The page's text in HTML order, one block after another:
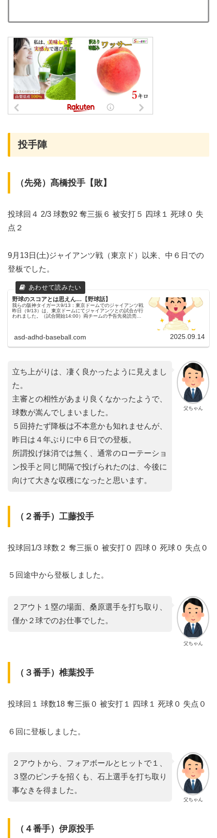
投手陣
（先発）髙橋投手【敗】
投球回４ 2/3 球数92 奪三振６ 被安打５ 四球１ 死球０ 失
点２
9月13日(土)ジャイアンツ戦（東京ド）以来、中６日での
登板でした。
野球のスコアとは思えん…【野球話】
我らの阪神タイガース9/13：東京ドームでのジャイアンツ戦
昨日（9/13）は、東京ドームにてジャイアンツとの試合が行
われました。（試合開始14:00）両チームの予告先発読売ジ
asd-adhd-baseball.com 2025.09.14
父ちゃん
立ち上がりは、凄く良かったように見えまし
た。
主審との相性があまり良くなかったようで、
球数が嵩んでしまいました。
５回持たず降板は不本意かも知れませんが、
昨日は４年ぶりに中６日での登板。
所謂投げ抹消では無く、通常のローテーショ
ン投手と同じ間隔で投げられたのは、今後に
向けて大きな収穫になったと思います。
（２番手）工藤投手
投球回1/3 球数２ 奪三振０ 被安打０ 四球０ 死球０ 失点０
５回途中から登板しました。
父ちゃん
２アウト１塁の場面、桑原選手を打ち取り、
僅か２球でのお仕事でした。
（３番手）椎葉投手
投球回１ 球数18 奪三振０ 被安打１ 四球１ 死球０ 失点０
６回に登板しました。
父ちゃん
２アウトから、フォアボールとヒットで１、
３塁のピンチを招くも、石上選手を打ち取り
事なきを得ました。
（４番手）伊原投手